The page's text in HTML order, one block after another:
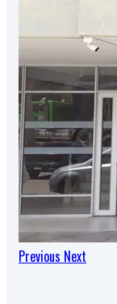
Previous Next